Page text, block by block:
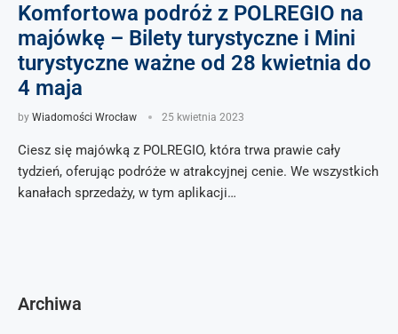
Komfortowa podróż z POLREGIO na
majówkę – Bilety turystyczne i Mini
turystyczne ważne od 28 kwietnia do
4 maja
by Wiadomości Wrocław 25 kwietnia 2023
Ciesz się majówką z POLREGIO, która trwa prawie cały
tydzień, oferując podróże w atrakcyjnej cenie. We wszystkich
kanałach sprzedaży, w tym aplikacji…
Archiwa